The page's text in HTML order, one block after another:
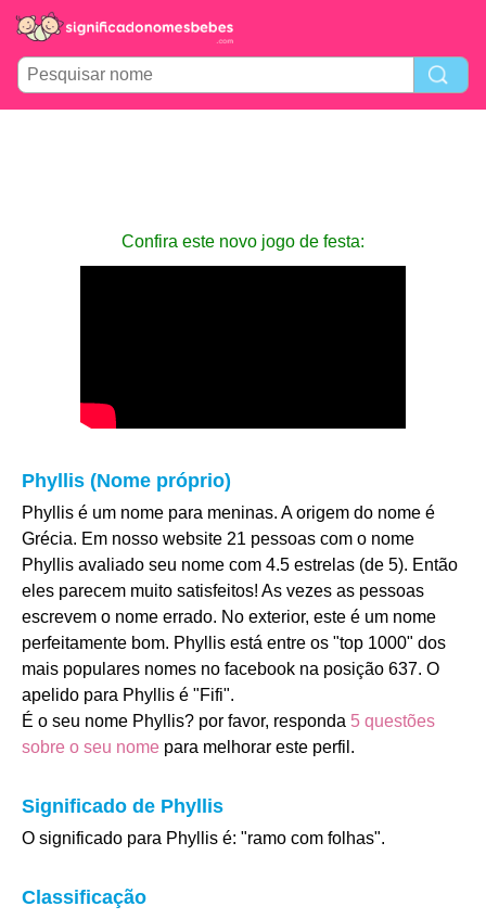
Confira este novo jogo de festa:
Phyllis (Nome próprio)
Phyllis é um nome para meninas. A origem do nome é
Grécia. Em nosso website 21 pessoas com o nome
Phyllis avaliado seu nome com 4.5 estrelas (de 5). Então
eles parecem muito satisfeitos! As vezes as pessoas
escrevem o nome errado. No exterior, este é um nome
perfeitamente bom. Phyllis está entre os "top 1000" dos
mais populares nomes no facebook na posição 637. O
apelido para Phyllis é "Fifi".
É o seu nome Phyllis? por favor, responda 5 questões
sobre o seu nome para melhorar este perfil.
Significado de Phyllis
O significado para Phyllis é: "ramo com folhas".
Classificação